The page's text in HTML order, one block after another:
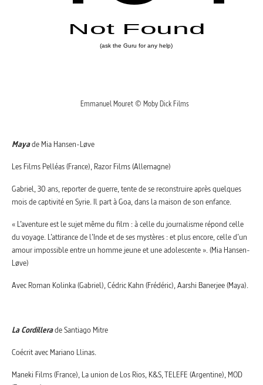
Emmanuel Mouret © Moby Dick Films
Mayade Mia Hansen-Løve
Les Films Pelléas (France), Razor Films (Allemagne)
Gabriel, 30 ans, reporter de guerre, tente de se reconstruire après quelques
mois de captivité en Syrie. Il part à Goa, dans la maison de son enfance.
« L’aventure est le sujet même du film : à celle du journalisme répond celle
du voyage. L’attirance de l’Inde et de ses mystères : et plus encore, celle d’un
amour impossible entre un homme jeune et une adolescente ». (Mia Hansen-
Løve)
Avec Roman Kolinka (Gabriel), Cédric Kahn (Frédéric), Aarshi Banerjee (Maya).
La Cordillerade Santiago Mitre
Coécrit avec Mariano Llinas.
Maneki Films (France), La union de Los Rios, K&S, TELEFE (Argentine), MOD